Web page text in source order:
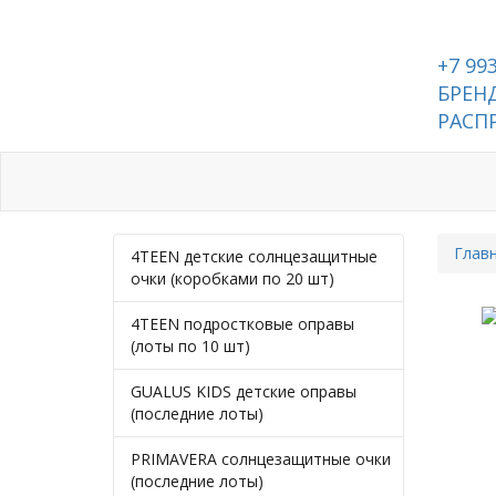
+7
4TEEN детские солнцезащитные
очки (коробками по 20 шт)
4TEEN подростковые оправы
(лоты по 10 шт)
GUALUS KIDS детские оправы
(последние лоты)
PRIMAVERA солнцезащитные очки
(последние лоты)